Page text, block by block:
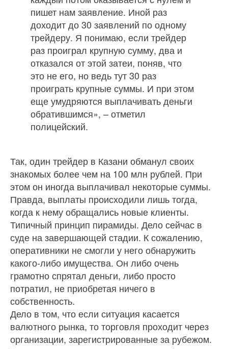
пишет нам заявление. Иной раз
доходит до 30 заявлений по одному
трейдеру. Я понимаю, если трейдер
раз проиграл крупную сумму, два и
отказался от этой затеи, поняв, что
это не его, но ведь тут 30 раз
проиграть крупные суммы. И при этом
еще умудряются выплачивать деньги
обратившимся», – отметил
полицейский.
Так, один трейдер в Казани обманул своих
знакомых более чем на 100 млн рублей. При
этом он иногда выплачивал некоторые суммы.
Правда, выплаты происходили лишь тогда,
когда к нему обращались новые клиенты.
Типичный принцип пирамиды. Дело сейчас в
суде на завершающей стадии. К сожалению,
оперативники не смогли у него обнаружить
какого-либо имущества. Он либо очень
грамотно спрятал деньги, либо просто
потратил, не приобретая ничего в
собственность.
Дело в том, что если ситуация касается
валютного рынка, то торговля проходит через
организации, зарегистрированные за рубежом.